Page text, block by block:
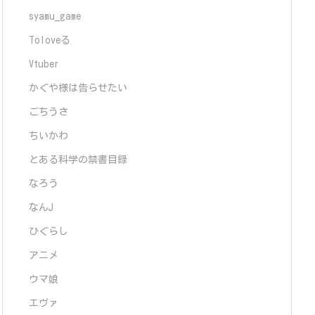
syamu_game
Toloveる
Vtuber
かぐや様は告らせたい
ごちうさ
ちいかわ
とある科学の禁書目録
なろう
なんJ
ひぐらし
アニメ
ウマ娘
エヴァ